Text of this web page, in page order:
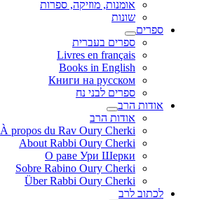
אומנות, מוזיקה, ספרות
שונות
ספרים
ספרים בעברית
Livres en français
Books in English
Книги на русском
ספרים לבני נח
אודות הרב
אודות הרב
À propos du Rav Oury Cherki
About Rabbi Oury Cherki
О раве Ури Шерки
Sobre Rabino Oury Cherki
Über Rabbi Oury Cherki
לכתוב לרב